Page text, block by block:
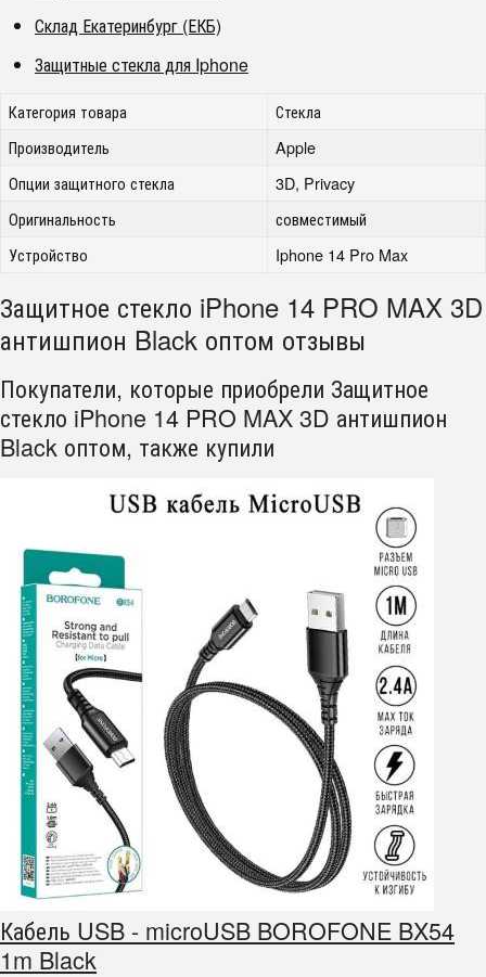
Склад Екатеринбург (ЕКБ)
Защитные стекла для Iphone
Категория товара
Стекла
Производитель
Apple
Опции защитного стекла
3D, Privacy
Оригинальность
совместимый
Устройство
Iphone 14 Pro Max
Защитное стекло iPhone 14 PRO MAX 3D
антишпион Black оптом отзывы
Покупатели, которые приобрели Защитное
стекло iPhone 14 PRO MAX 3D антишпион
Black оптом, также купили
Кабель USB - microUSB BOROFONE BX54
1m Black